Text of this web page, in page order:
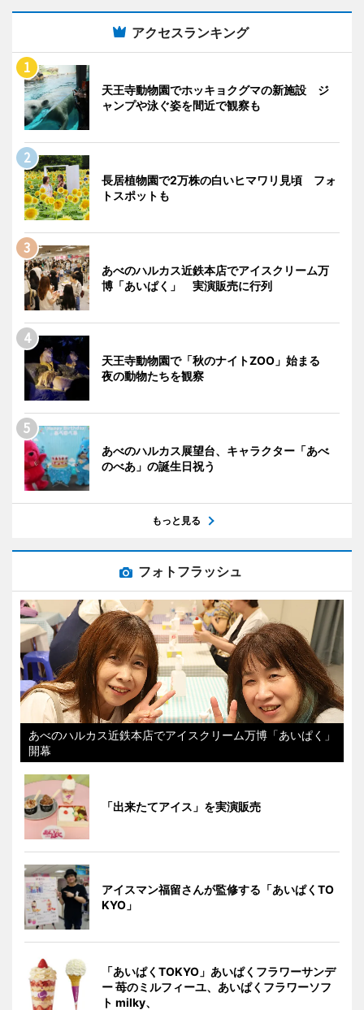
アクセスランキング
天王寺動物園でホッキョクグマの新施設 ジ
ャンプや泳ぐ姿を間近で観察も
長居植物園で2万株の白いヒマワリ見頃 フォ
トスポットも
あべのハルカス近鉄本店でアイスクリーム万
博「あいぱく」 実演販売に行列
天王寺動物園で「秋のナイトZOO」始まる
夜の動物たちを観察
あべのハルカス展望台、キャラクター「あべ
のべあ」の誕生日祝う
もっと見る
フォトフラッシュ
あべのハルカス近鉄本店でアイスクリーム万博「あいぱく」
開幕
「出来たてアイス」を実演販売
アイスマン福留さんが監修する「あいぱくTO
KYO」
「あいぱくTOKYO」あいぱくフラワーサンデ
ー 苺のミルフィーユ、あいぱくフラワーソフ
ト milky、